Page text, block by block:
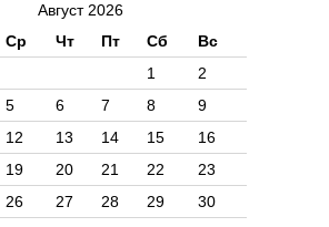
Август 2026
Ср Чт Пт Сб Вс
1
2
5 6 7 8
9
12 13 14 15
16
19 20 21 22
23
26 27 28 29
30